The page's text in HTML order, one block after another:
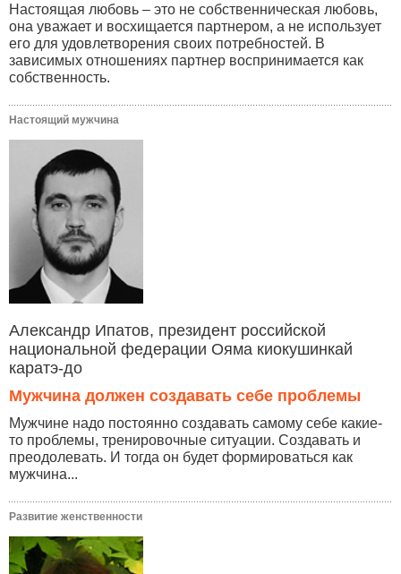
Настоящая любовь – это не собственническая любовь,
она уважает и восхищается партнером, а не использует
его для удовлетворения своих потребностей. В
зависимых отношениях партнер воспринимается как
собственность.
Настоящий мужчина
Александр Ипатов, президент российской
национальной федерации Ояма киокушинкай
каратэ-до
Мужчина должен создавать себе проблемы
Мужчине надо постоянно создавать самому себе какие-
то проблемы, тренировочные ситуации. Создавать и
преодолевать. И тогда он будет формироваться как
мужчина...
Развитие женственности